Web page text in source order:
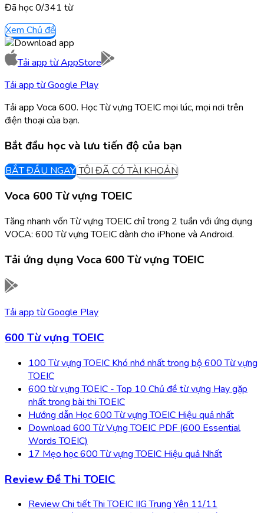
Đã học0/341 từ
Xem Chủ đề
Tải app từAppStore
Tải app từGoogle Play
Tải app Voca 600. Học Từ vựng TOEIC mọi lúc, mọi nơi trên
điện thoại của bạn.
Bắt đầu học và lưu tiến độ của bạn
BẮT ĐẦU NGAY TÔI ĐÃ CÓ TÀI KHOẢN
Voca 600 Từ vựng TOEIC
Tăng nhanh vốn Từ vựng TOEIC chỉ trong 2 tuần với ứng dụng
VOCA: 600 Từ vựng TOEIC dành cho iPhone và Android.
Tải ứng dụng Voca 600 Từ vựng TOEIC
Tải app từGoogle Play
600 Từ vựng TOEIC
100 Từ vựng TOEIC Khó nhớ nhất trong bộ 600 Từ vựng
TOEIC
600 từ vựng TOEIC - Top 10 Chủ đề từ vựng Hay gặp
nhất trong bài thi TOEIC
Hướng dẫn Học 600 Từ vựng TOEIC Hiệu quả nhất
Download 600 Từ Vựng TOEIC PDF (600 Essential
Words TOEIC)
17 Mẹo học 600 Từ vựng TOEIC Hiệu quả Nhất
Review Đề Thi TOEIC
Review Chi tiết Thi TOEIC IIG Trung Yên 11/11